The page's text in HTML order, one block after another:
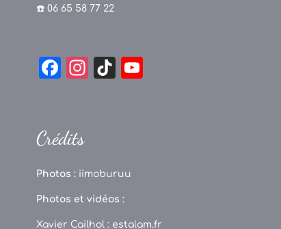
☎️ 06 65 58 77 22
F
e
o
o
k
In
a
m
Ti
C
Crédits
Photos : iimoburuu
Photos et vidéos :
Xavier Cailhol : estalam.fr